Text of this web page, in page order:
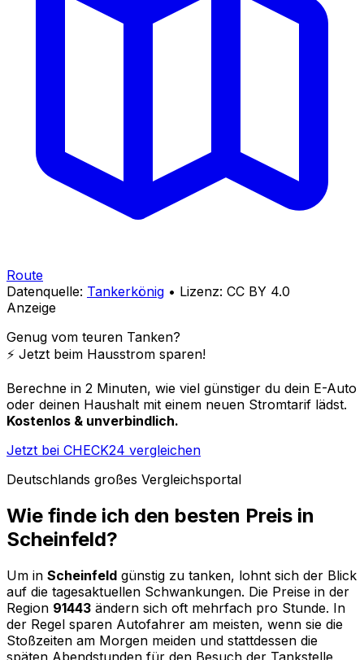
Route
Datenquelle: Tankerkönig • Lizenz: CC BY 4.0
Anzeige
Genug vom teuren Tanken?
⚡️ Jetzt beim Hausstrom sparen!
Berechne in 2 Minuten, wie viel günstiger du dein E-Auto
oder deinen Haushalt mit einem neuen Stromtarif lädst.
Kostenlos & unverbindlich.
Jetzt bei CHECK24 vergleichen
Deutschlands großes Vergleichsportal
Wie finde ich den besten Preis in
Scheinfeld?
Um in Scheinfeld günstig zu tanken, lohnt sich der Blick
auf die tagesaktuellen Schwankungen. Die Preise in der
Region 91443 ändern sich oft mehrfach pro Stunde. In
der Regel sparen Autofahrer am meisten, wenn sie die
Stoßzeiten am Morgen meiden und stattdessen die
späten Abendstunden für den Besuch der Tankstelle